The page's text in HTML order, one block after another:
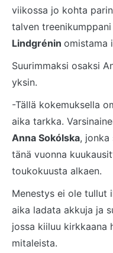
viikossa jo kohta
talven
Lindgrénin omistama
Suurimmaksi osaksi
yksin.
-Tällä kokemuksella
aika tarkka.
Anna Sokólska, jonka
tänä vuonna
toukokuusta alkaen.
Menestys ei ole tullut
aika ladata akkuja ja
jossa kiiluu kirkkaana
mitaleista.